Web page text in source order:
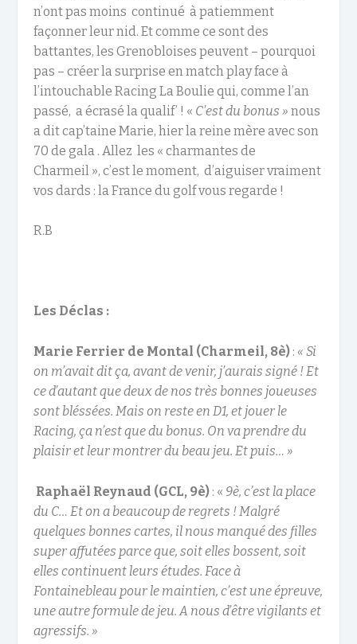
n’ont pas moins continué à patiemment
façonner leur nid. Et comme ce sont des
battantes, les Grenobloises peuvent – pourquoi
pas – créer la surprise en match play face à
l’intouchable Racing La Boulie qui, comme l’an
passé, a écrasé la qualif’ ! « C’est du bonus » nous
a dit cap’taine Marie, hier la reine mère avec son
70 de gala . Allez les « charmantes de
Charmeil », c’est le moment, d’aiguiser vraiment
vos dards : la France du golf vous regarde !
R.B
Les Déclas :
Marie Ferrier de Montal (Charmeil, 8è) : « Si
on m’avait dit ça, avant de venir, j’aurais signé ! Et
ce d’autant que deux de nos très bonnes joueuses
sont bléssées. Mais on reste en D1, et jouer le
Racing, ça n’est que du bonus. On va prendre du
plaisir et leur montrer du beau jeu. Et puis… »
Raphaël Reynaud (GCL, 9è) : « 9è, c’est la place
du C… Et on a beaucoup de regrets ! Malgré
quelques bonnes cartes, il nous manqué des filles
super affutées parce que, soit elles bossent, soit
elles continuent leurs études. Face à
Fontainebleau pour le maintien, c’est une épreuve,
une autre formule de jeu. A nous d’être vigilants et
agressifs. »